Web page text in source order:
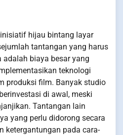
hijau bintang layar
tantangan yang harus
biaya besar yang
teknologi
produksi film. Banyak studio
di awal, meski
Tantangan lain
yang perlu didorong secara
ketergantungan pada cara-